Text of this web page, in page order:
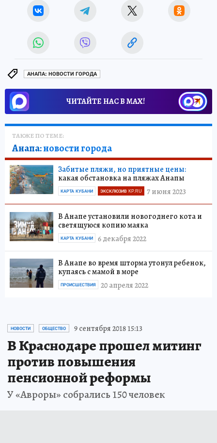
АНАПА: НОВОСТИ ГОРОДА
ЧИТАЙТЕ НАС В МАХ!
ТАКЖЕ ПО ТЕМЕ:
Анапа:новости города
Забитые пляжи, но приятные цены:
какая обстановка на пляжах Анапы
7 июня 2023
КАРТА КУБАНИ ЭКСКЛЮЗИВ KP.RU
В Анапе установили новогоднего кота и
светящуюся копию маяка
6 декабря 2022
КАРТА КУБАНИ
В Анапе во время шторма утонул ребенок,
купаясь с мамой в море
20 апреля 2022
ПРОИСШЕСТВИЯ
НОВОСТИ ОБЩЕСТВО 9 сентября 2018 15:13
В Краснодаре прошел митинг
против повышения
пенсионной реформы
У «Авроры» собрались 150 человек